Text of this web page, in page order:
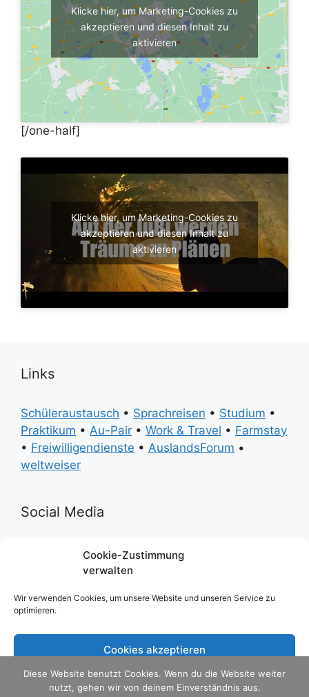
Cookie-Zustimmung
verwalten
Wir verwenden Cookies, um unsere Website und unseren Service zu
optimieren.
Cookies akzeptieren
Ablehnen
Klicke hier, um Marketing-Cookies zu
akzeptieren und diesen Inhalt zu
aktivieren
[/one-half]
Klicke hier, um Marketing-Cookies zu
akzeptieren und diesen Inhalt zu
aktivieren
Links
Schüleraustausch • Sprachreisen • Studium •
Praktikum • Au-Pair • Work & Travel • Farmstay
• Freiwilligendienste • AuslandsForum •
weltweiser
Social Media
Instagram Twitter Youtube
Ratgeber
Du willst alle Infos übersichtlich und auf einen
Blick? Dann bestell dir dieweltweiser-Ratgeber
versandkostenfrei direkt zu dir nach Hause.
Diese Website benutzt Cookies. Wenn du die Website weiter
nutzt, gehen wir von deinem Einverständnis aus.